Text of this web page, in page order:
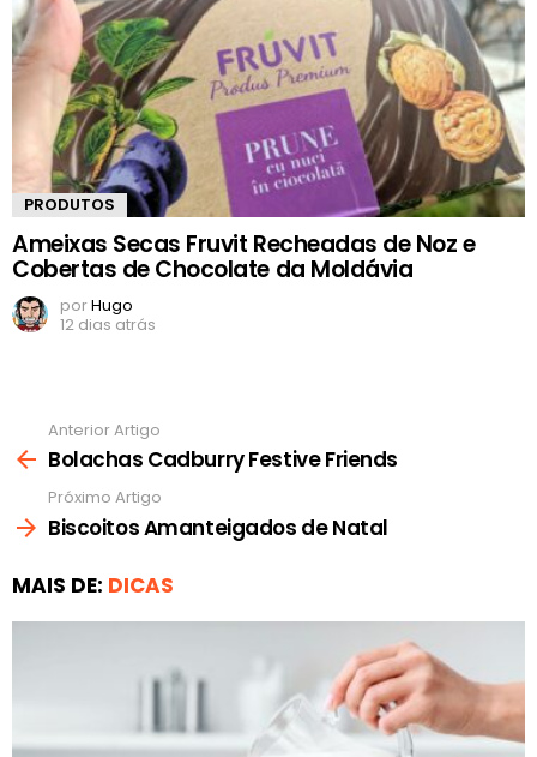
PRODUTOS
Ameixas Secas Fruvit Recheadas de Noz e
Cobertas de Chocolate da Moldávia
porHugo
12 dias atrás
mais
Anterior Artigo
Bolachas Cadburry Festive Friends
Próximo Artigo
Biscoitos Amanteigados de Natal
MAIS DE: DICAS